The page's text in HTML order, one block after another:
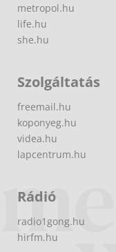
metropol.hu
life.hu
she.hu
Szolgáltatás
freemail.hu
koponyeg.hu
videa.hu
lapcentrum.hu
Rádió
radio1gong.hu
hirfm.hu